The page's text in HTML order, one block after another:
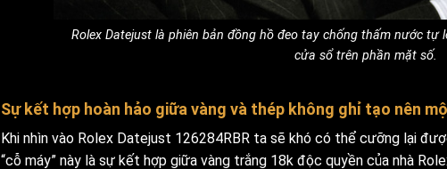
Rolex Datejust là phiên bản đồng hồ đeo tay chống thấm nước tự
cửa sổ trên phần mặt số.
Sự kết hợp hoàn hảo giữa vàng và thép không ghỉ tạo nên
Khi nhìn vào Rolex Datejust 126284RBR ta sẽ khó có thể cưỡng lại
“cỗ máy” này là sự kết hợp giữa vàng trắng 18k độc quyền của nhà